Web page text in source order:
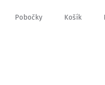
Pobočky Košík